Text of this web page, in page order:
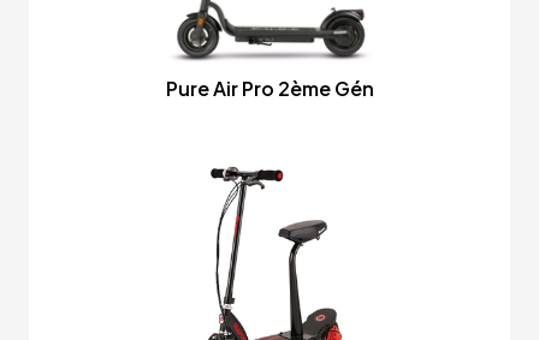
Pure Air Pro 2ème Gén